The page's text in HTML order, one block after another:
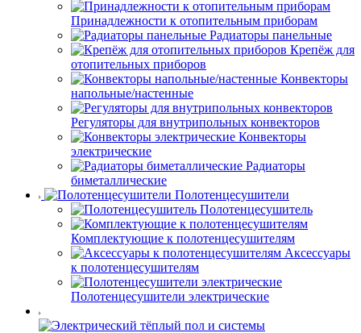
Принадлежности к отопительным приборам
Радиаторы панельные
Крепёж для
отопительных приборов
Конвекторы
напольные/настенные
Регуляторы для внутрипольных конвекторов
Конвекторы
электрические
Радиаторы
биметаллические
Полотенцесушители
Полотенцесушитель
Комплектующие к полотенцесушителям
Аксессуары
к полотенцесушителям
Полотенцесушители электрические